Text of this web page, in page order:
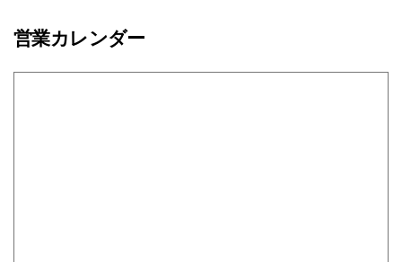
営業カレンダー